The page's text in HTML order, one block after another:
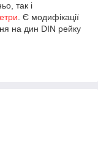
так і
. Є модифікації
на дин DIN рейку